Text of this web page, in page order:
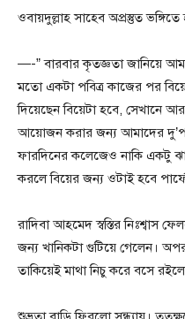
ওবায়দুল্লাহ সাহেব অপ্রস্তুত
—-” বারবার কৃতজ্ঞতা জানিয়ে
মতো একটা পবিত্র কাজের পর
দিয়েছেন বিয়েটা হবে, সেখানে
আয়োজন করার জন্য আমাদের
ফারদিনের কলেজেও নাকি একটু
করলে বিয়ের জন্য ওটাই হবে
রাদিবা আহমেদ স্বস্তির নিঃশ্বাস
জন্য খানিকটা গুটিয়ে গেলেন।
তাকিয়েই মাথা নিচু করে বসে